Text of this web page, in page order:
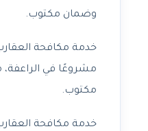
وضمان مكتوب.
خدمة مكافحة
مشروعًا في
مكتوب.
خدمة مكافحة